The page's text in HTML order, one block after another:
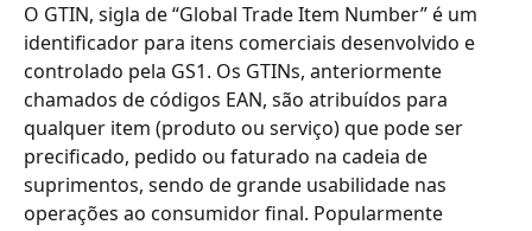
O GTIN, sigla de “Global Trade Item Number” é um
identificador para itens comerciais desenvolvido e
controlado pela GS1. Os GTINs, anteriormente
chamados de códigos EAN, são atribuídos para
qualquer item (produto ou serviço) que pode ser
precificado, pedido ou faturado na cadeia de
suprimentos, sendo de grande usabilidade nas
operações ao consumidor final. Popularmente